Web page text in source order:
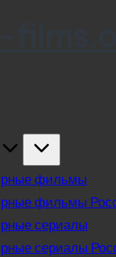
фильмы
фильмы
сериалы
сериалы